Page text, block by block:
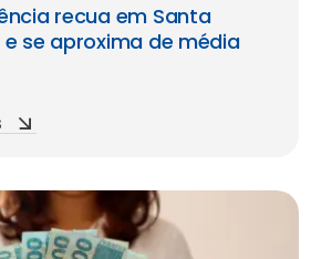
recua em Santa
se aproxima de média